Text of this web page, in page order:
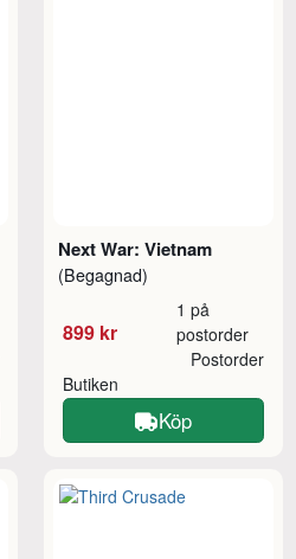
Next War: Vietnam
(Begagnad)
899 kr
1 på
postorder
Butiken
Postorder
Köp